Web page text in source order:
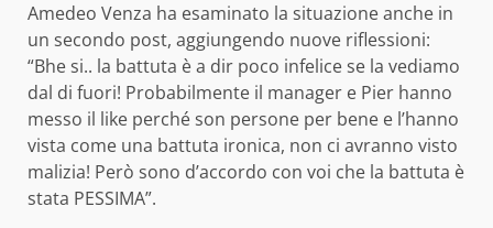
Amedeo Venza ha esaminato la situazione anche in
un secondo post, aggiungendo nuove riflessioni:
“Bhe si.. la battuta è a dir poco infelice se la vediamo
dal di fuori! Probabilmente il manager e Pier hanno
messo il like perché son persone per bene e l’hanno
vista come una battuta ironica, non ci avranno visto
malizia! Però sono d’accordo con voi che la battuta è
stata PESSIMA”.